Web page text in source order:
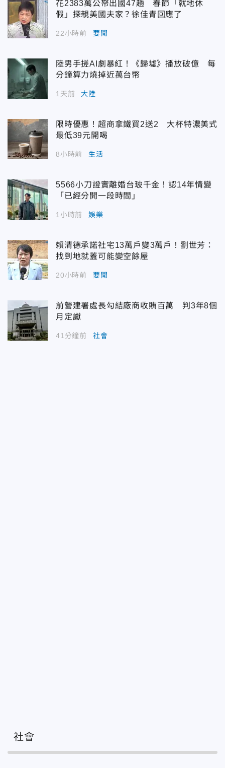
花2383萬公帑出國47趟 春節「就地休
假」探親美國夫家？徐佳青回應了
22小時前 要聞
陸男手搓AI劇暴紅！《歸墟》播放破億 每
分鐘算力燒掉近萬台幣
1天前 大陸
限時優惠！超商拿鐵買2送2 大杯特濃美式
最低39元開喝
8小時前 生活
5566小刀證實離婚台玻千金！認14年情變
「已經分開一段時間」
1小時前 娛樂
賴清德承諾社宅13萬戶變3萬戶！劉世芳：
找到地就蓋可能變空餘屋
20小時前 要聞
前營建署處長勾結廠商收賄百萬 判3年8個
月定讞
41分鐘前 社會
社會